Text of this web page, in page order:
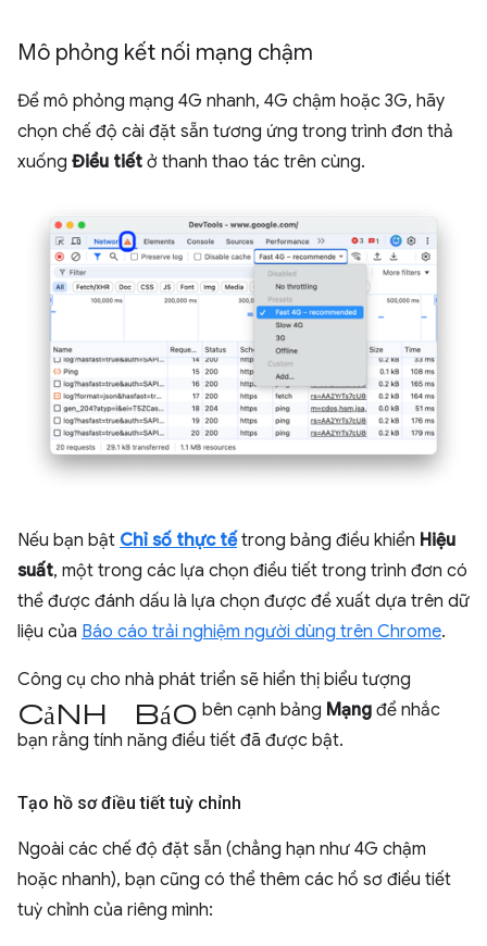
Mô phỏng kết nối mạng chậm
Để mô phỏng mạng 4G nhanh, 4G chậm hoặc 3G, hãy
chọn chế độ cài đặt sẵn tương ứng trong trình đơn thả
xuống Điều tiết ở thanh thao tác trên cùng.
Nếu bạn bật Chỉ số thực tếtrong bảng điều khiển Hiệu
suất, một trong các lựa chọn điều tiết trong trình đơn có
thể được đánh dấu là lựa chọn được đề xuất dựa trên dữ
liệu của Báo cáo trải nghiệm người dùng trên Chrome.
Công cụ cho nhà phát triển sẽ hiển thị biểu tượng
cảnh báo bên cạnh bảng Mạng để nhắc
bạn rằng tính năng điều tiết đã được bật.
Tạo hồ sơ điều tiết tuỳ chỉnh
Ngoài các chế độ đặt sẵn (chẳng hạn như 4G chậm
hoặc nhanh), bạn cũng có thể thêm các hồ sơ điều tiết
tuỳ chỉnh của riêng mình: